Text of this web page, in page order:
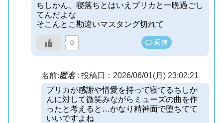
ちしかん、寝落ちとはいえプリカと一晩過ごし
てんだよな
そこんとこ勘違いマスタング切れて
0 返信
名前:匿名: 投稿日：2026/06/01(月) 23:02:21
プリカが感謝や情愛を持って寝てるちしか
んに対して微笑みながらミューズの曲を作
ったと考えると…かなり精神面で堕ちてて
いいですよね